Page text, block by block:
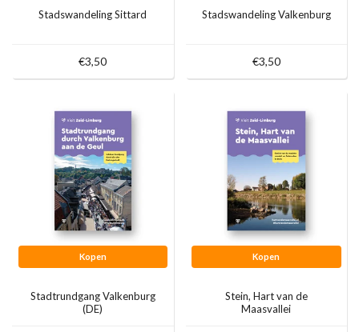
Stadswandeling Sittard
€3,50
Stadswandeling Valkenburg
€3,50
Kopen
Stadtrundgang Valkenburg
(DE)
Kopen
Stein, Hart van de
Maasvallei